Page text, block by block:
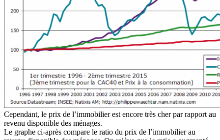
Cependant, le prix de l’immobilier est encore très cher par rapport au
revenu disponible des ménages.
Le graphe ci-après compare le ratio du prix de l’immobilier au